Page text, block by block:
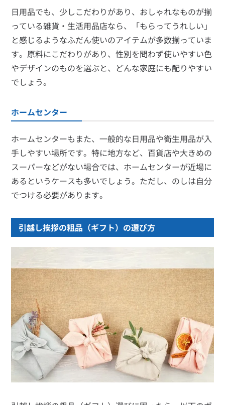
日用品でも、少しこだわりがあり、おしゃれなものが揃
っている雑貨・生活用品店なら、「もらってうれしい」
と感じるようなふだん使いのアイテムが多数揃っていま
す。原料にこだわりがあり、性別を問わず使いやすい色
やデザインのものを選ぶと、どんな家庭にも配りやすい
でしょう。
ホームセンター
ホームセンターもまた、一般的な日用品や衛生用品が入
手しやすい場所です。特に地方など、百貨店や大きめの
スーパーなどがない場合では、ホームセンターが近場に
あるというケースも多いでしょう。ただし、のしは自分
でつける必要があります。
引越し挨拶の粗品（ギフト）の選び方